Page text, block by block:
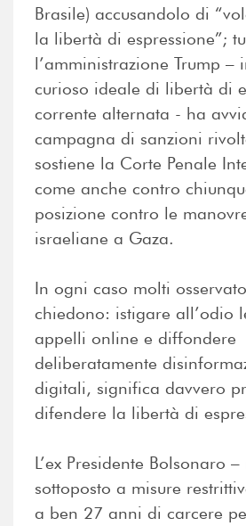
Brasile) accusandolo di
la libertà di espressione”;
l’amministrazione Trump –
curioso ideale di libertà di
corrente alternata - ha
campagna di sanzioni
sostiene la Corte Penale
come anche contro
posizione contro le
israeliane a Gaza.
In ogni caso molti
chiedono: istigare all’odio
appelli online e diffondere
deliberatamente
digitali, significa davvero
difendere la libertà di
L’ex Presidente Bolsonaro
sottoposto a misure
a ben 27 anni di carcere